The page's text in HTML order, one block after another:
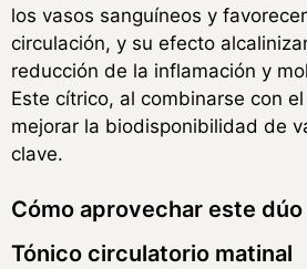
los vasos sanguíneos y
circulación, y su efecto
reducción de la inflamación y
Este cítrico, al combinarse con
mejorar la biodisponibilidad de
clave.
Cómo aprovechar este
Tónico circulatorio matinal